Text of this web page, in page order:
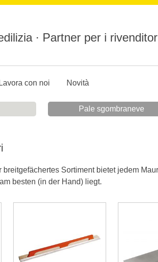
∙ Partner per i
Lavora con noi Novità
Pale sgombraneve
Sortiment bietet jedem
besten (in der Hand) liegt.